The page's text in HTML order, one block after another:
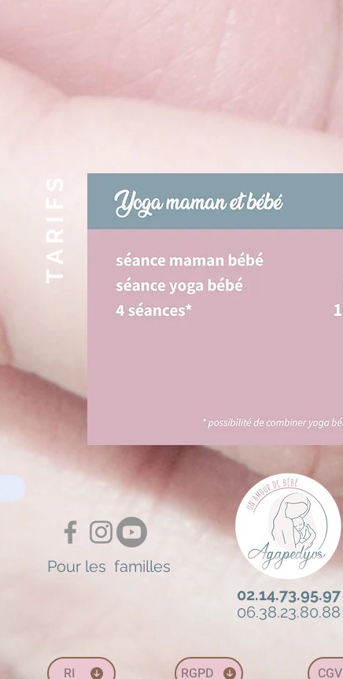
T A R I F S
Pour les familles
02.14.73.95.97
06.38.23.80.88
RI RGPD CGV